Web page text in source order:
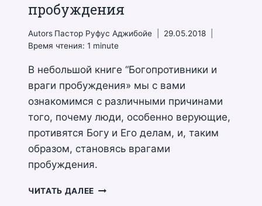
пробуждения
Autors Пастор Руфус Аджибойе
29.05.2018
Время чтения: 1 minute
В небольшой книге “Богопротивники и
враги пробуждения» мы с вами
ознакомимся с различными причинами
того, почему люди, особенно верующие,
противятся Богу и Его делам, и, таким
образом, становясь врагами
пробуждения.
ЧИТАТЬ ДАЛЕЕ БОГОПРОТИВНИКИ